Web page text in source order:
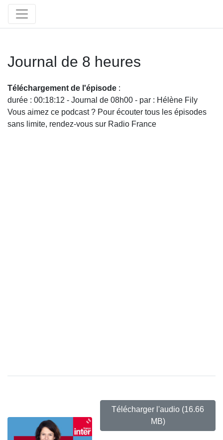
Journal de 8 heures
Téléchargement de l'épisode :
durée : 00:18:12 - Journal de 08h00 - par : Hélène Fily
Vous aimez ce podcast ? Pour écouter tous les épisodes
sans limite, rendez-vous sur Radio France
Télécharger l'audio (16.66
MB)